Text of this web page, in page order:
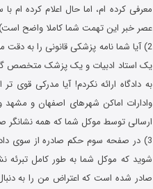
معرفی کرده ام، اما حال اعلام کرده ام
عصر خبر این تهمت شما کاملا واضح
2) آیا شما نامه پزشکی قانونی را به
یک استاد ادبیات و یک پزشک متخصص
به دادگاه ارائه نکردم! آیا مدرکی قوی
وادارات اماکن شهرهای اصفهان و مشهد
ارسالی توسط موکل شما که همه نشانگر
3) در صفحه سوم حکم صادره از سوی
شوید که موکل شما به طور کامل تبرئه
صادر شده است که اعتراض من را به